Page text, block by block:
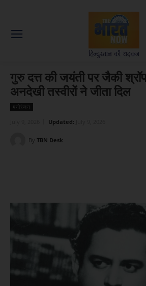
गुरु दत्त की जयंती पर जैकी
अनदेखी तस्वीरों ने जीता दिल
मनोरंजन
Updated:
By TBN Desk